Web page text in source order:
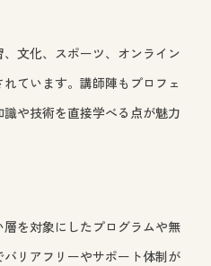
文化、スポーツ、オンライン
ています。講師陣もプロフェ
や技術を直接学べる点が魅力
を対象にしたプログラムや無
リアフリーやサポート体制が